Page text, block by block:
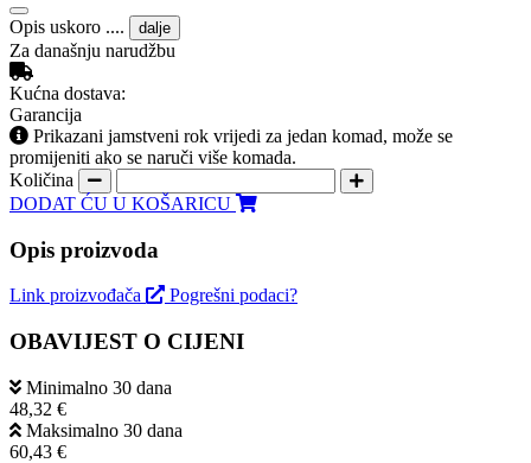
Opis uskoro .... dalje
Za današnju narudžbu
Kućna dostava:
Garancija
Prikazani jamstveni rok vrijedi za jedan komad, može se
promijeniti ako se naruči više komada.
Količina
DODAT ĆU U KOŠARICU
Opis proizvoda
Link proizvođača Pogrešni podaci?
OBAVIJEST O CIJENI
Minimalno 30 dana
48,32 €
Maksimalno 30 dana
60,43 €